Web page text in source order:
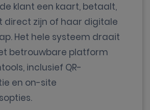
klant een kaart, betaalt,
direct zijn of haar digitale
Het hele systeem draait
betrouwbare platform
inclusief QR-
en on-site